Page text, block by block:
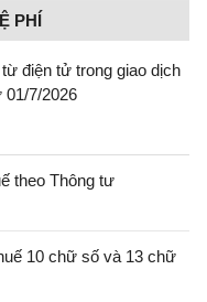
PHÍ
điện tử trong giao dịch
01/7/2026
theo Thông tư
10 chữ số và 13 chữ